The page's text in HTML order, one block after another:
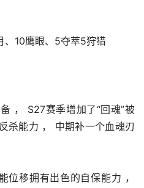
、10鹰眼、5夺萃5狩猎
， S27赛季增加了“回魂”被
杀能力 ， 中期补一个血魂刃
位移拥有出色的自保能力 ，